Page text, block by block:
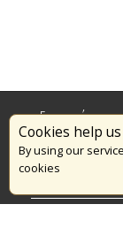
Cookies help
By using our
cookies
Επικαιρότητα
Το